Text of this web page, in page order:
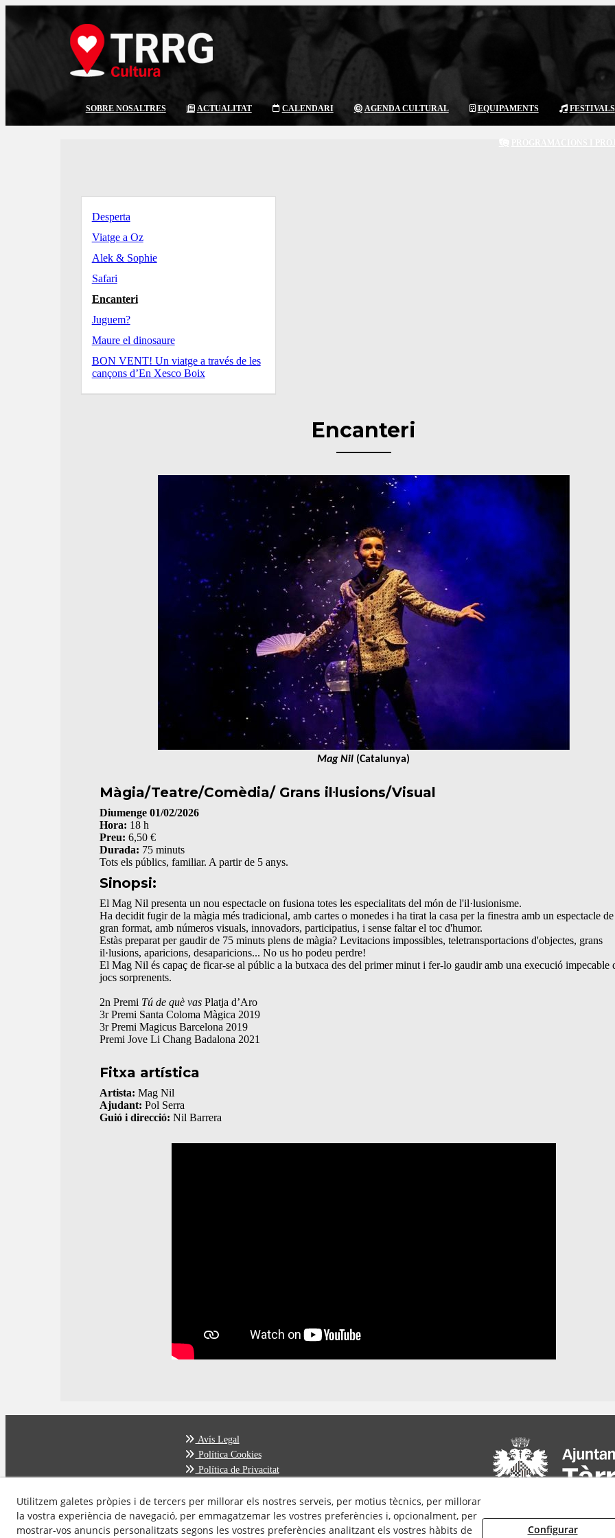
SOBRE NOSALTRES ACTUALITAT CALENDARI AGENDA CULTURAL EQUIPAMENTS FESTIVALS
Desperta
Viatge a Oz
Alek & Sophie
Safari
Encanteri
Juguem?
Maure el dinosaure
BON VENT! Un viatge a través de les
cançons d’En Xesco Boix
Encanteri
Mag Nil (Catalunya)
Màgia/Teatre/Comèdia/ Grans il·lusions/Visual
Diumenge 01/02/2026
Hora: 18 h
Preu:6,50 €
Durada: 75 minuts
Tots els públics, familiar. A partir de 5 anys.
Sinopsi:
El Mag Nil presenta un nou espectacle on fusiona totes les especialitats del món de l'il·lusionisme.
Ha decidit fugir de la màgia més tradicional, amb cartes o monedes i ha tirat la casa per la finestra amb un espectacle de
gran format, amb números visuals, innovadors, participatius, i sense faltar el toc d'humor.
Estàs preparat per gaudir de 75 minuts plens de màgia? Levitacions impossibles, teletransportacions d'objectes, grans
il·lusions, aparicions, desaparicions... No us ho podeu perdre!
El Mag Nil és capaç de ficar-se al públic a la butxaca des del primer minut i fer-lo gaudir amb una execució impecable
jocs sorprenents.
2n Premi Tú de què vas Platja d’Aro
3r Premi Santa Coloma Màgica 2019
3r Premi Magicus Barcelona 2019
Premi Jove Li Chang Badalona 2021
Fitxa artística
Artista: Mag Nil
Ajudant: Pol Serra
Guió i direcció: Nil Barrera
Avís Legal
Política Cookies
Política de Privacitat
Utilitzem galetes pròpies i de tercers per millorar els nostres serveis, per motius tècnics, per millorar
la vostra experiència de navegació, per emmagatzemar les vostres preferències i, opcionalment, per
mostrar-vos anuncis personalitzats segons les vostres preferències analitzant els vostres hàbits de
Configurar